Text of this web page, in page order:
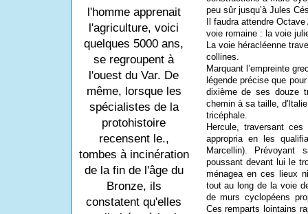
l'homme apprenait
l'agriculture, voici
quelques 5000 ans,
se regroupent à
l'ouest du Var. De
même, lorsque les
spécialistes de la
protohistoire
recensent le.,
tombes à incinération
de la fin de l'âge du
Bronze, ils
constatent qu'elles
peu sûr jusqu’à Jules
Il faudra attendre
voie romaine : la voie
La voie héracléenne
collines.
Marquant l’empreinte
légende précise que
dixième de ses douze
chemin à sa taille,
tricéphale.
Hercule, traversant
appropria en les
Marcellin).
poussant devant lui le
ménagea en ces lieux
tout au long de la voie
de murs cyclopéens
Ces remparts lointains